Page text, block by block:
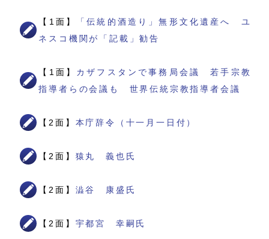
【1面】
「伝統的酒造り」無形文化遺産へ ユ
ネスコ機関が「記載」勧告
【1面】 カザフスタンで事務局会議 若手宗教
指導者らの会議も 世界伝統宗教指導者会議
【2面】 本庁辞令（十一月一日付）
【2面】 猿丸 義也氏
【2面】 澁谷 康盛氏
【2面】 宇都宮 幸嗣氏